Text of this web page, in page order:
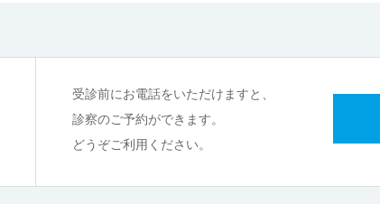
受診前にお電話をいただけますと、
診察のご予約ができます。
どうぞご利用ください。